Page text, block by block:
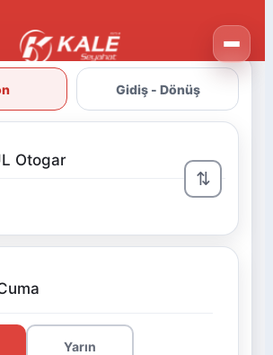
Gidiş - Dönüş
Otogar
⇅
Yarın